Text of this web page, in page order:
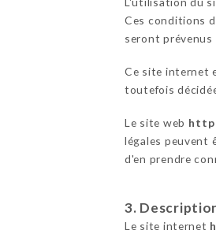
Ces conditions
seront
Ce site internet
toutefois
Le site web
légales peuvent
d'en prendre
3.
Le site internet